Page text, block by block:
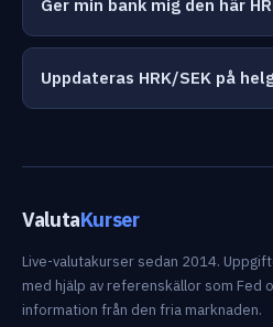
Ger min bank mig den här
Uppdateras HRK/SEK på
ValutaKurser
Live-valutakurser sedan 2014.
med hjälp av referenskällor som Fed
information från den fria marknaden.